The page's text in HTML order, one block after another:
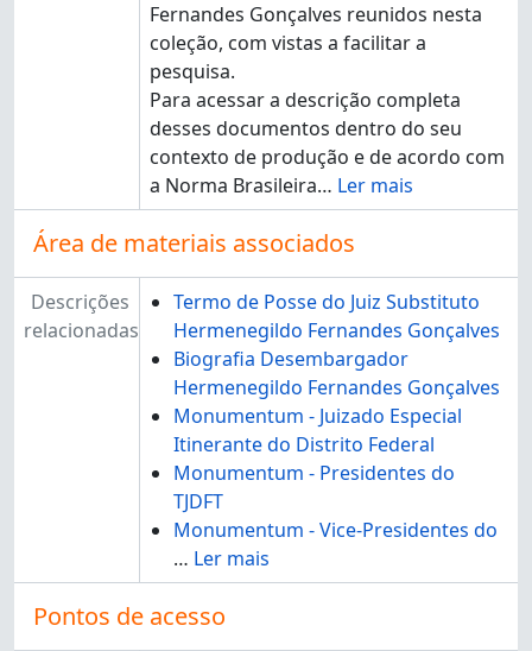
Fernandes Gonçalves reunidos nesta
coleção, com vistas a facilitar a
pesquisa.
Para acessar a descrição completa
desses documentos dentro do seu
contexto de produção e de acordo com
a Norma Brasileira… Ler mais
Área de materiais associados
Descrições
relacionadas
Termo de Posse do Juiz Substituto
Hermenegildo Fernandes Gonçalves
Biografia Desembargador
Hermenegildo Fernandes Gonçalves
Monumentum - Juizado Especial
Itinerante do Distrito Federal
Monumentum - Presidentes do
TJDFT
Monumentum - Vice-Presidentes do
… Ler mais
Pontos de acesso